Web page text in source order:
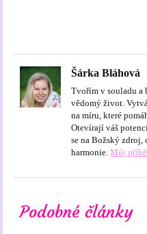
Šárka Bláhová
Tvořím v souladu
vědomý život.
na míru, které
Otevírají váš
se na Božský zdroj,
harmonie.Můj
Podobné články